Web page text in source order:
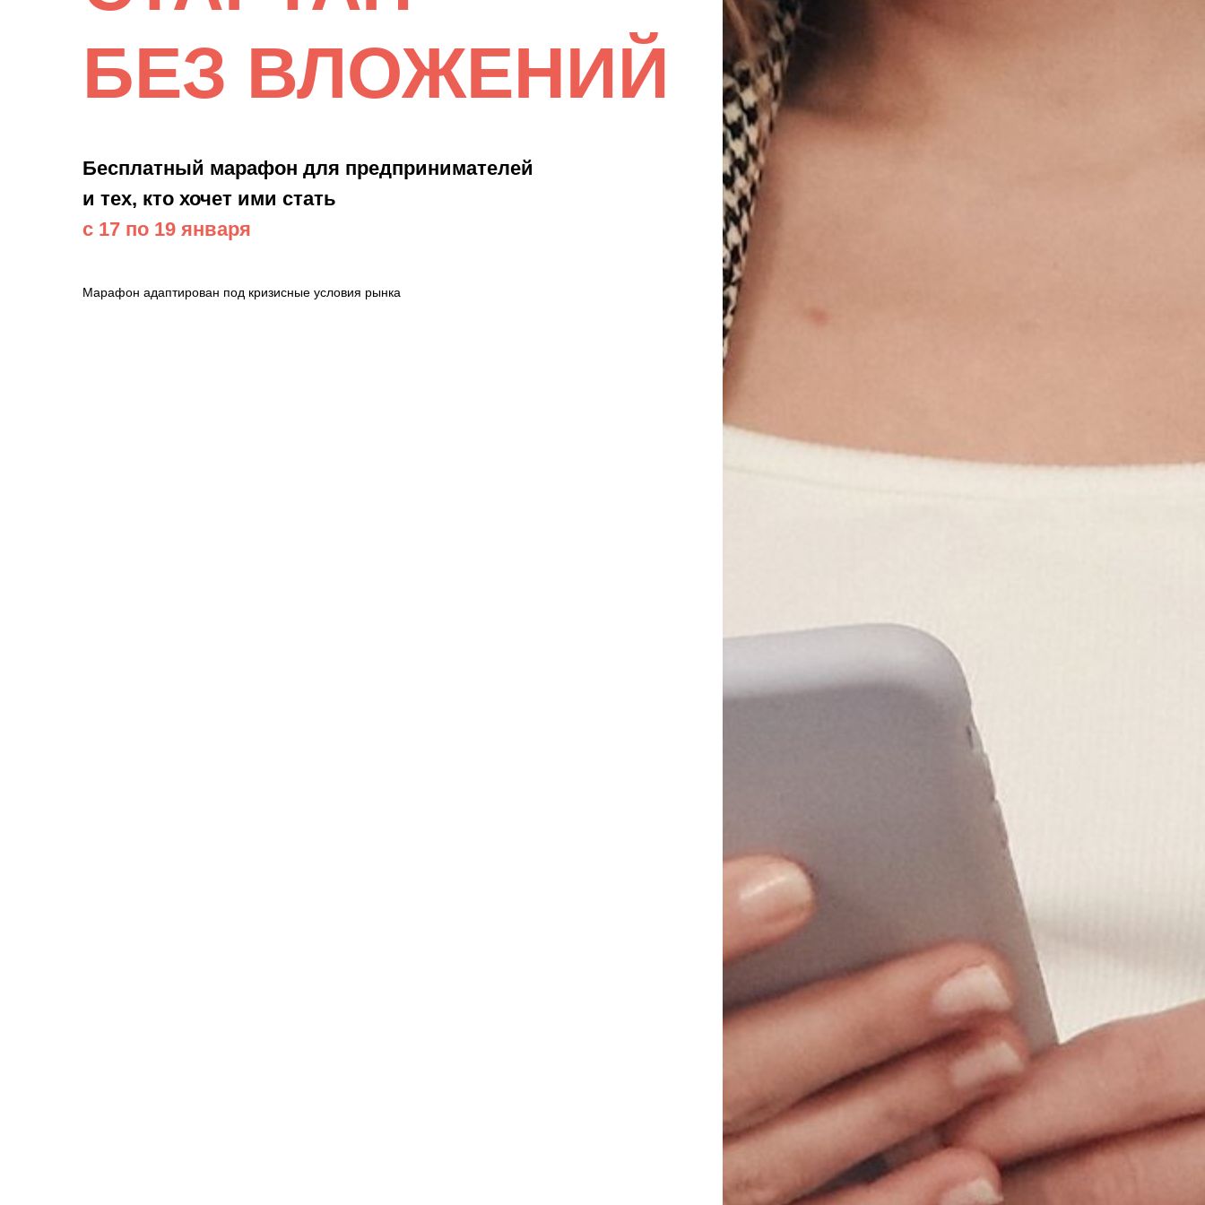
БЕЗ ВЛОЖЕНИЙ
Бесплатный марафон для предпринимателей
и тех, кто хочет ими стать
с 17 по 19 января
Марафон адаптирован под кризисные условия рынка